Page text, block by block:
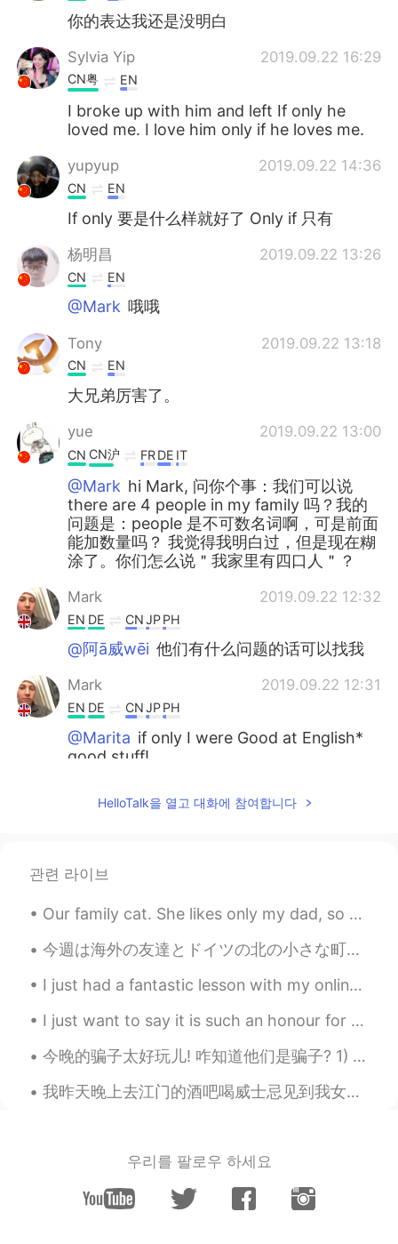
你的表达我还是没明白
Sylvia Yip 2019.09.22 16:29
CN粤 EN
I broke up with him and left If only he
loved me. I love him only if he loves me.
yupyup 2019.09.22 14:36
CN EN
If only 要是什么样就好了 Only if 只有
杨明昌 2019.09.22 13:26
CN EN
@Mark 哦哦
Tony 2019.09.22 13:18
CN EN
大兄弟厉害了。
yue 2019.09.22 13:00
CN CN沪 FRDE IT
@Mark hi Mark, 问你个事：我们可以说
there are 4 people in my family 吗？我的
问题是：people 是不可数名词啊，可是前面
能加数量吗？ 我觉得我明白过，但是现在糊
涂了。你们怎么说＂我家里有四口人＂？
Mark 2019.09.22 12:32
EN DE CNJPPH
@阿ā威wēi 他们有什么问题的话可以找我
Mark 2019.09.22 12:31
EN DE CNJPPH
@Marita if only I were Good at English*
good stuff!
Mark
EN
EN DE CN JPPH
@kevin-yeung if only I were* good!
Mark 2019.09.22 12:30
EN DE CN JP PH
She only interested someone already
HelloTalk을 열고 대화에 참여합니다
관련 라이브
Our family cat. She likes only my dad, so she either gives me dirty looks or screams at me when I...
今週は海外の友達とドイツの北の小さな町を旅行しました。僕はドイツの北で育ったので、故郷に帰る気分でした。水車小屋を訪れました。日本でも水車小屋がありますか?ドイツの田舎の生活はとても平和です。子...
I just had a fantastic lesson with my online students who I’ve been teaching for over 6 months no...
I just want to say it is such an honour for so many people around the world to all be studying wi...
今晚的骗子太好玩儿! 咋知道他们是骗子? 1) 他们的时区和他们说的地方有矛盾 2) 他们跟你太热情打个招呼说他们的"城市"和他们的国家Miami, Florida, 什么的 3) 很快想加你的...
我昨天晚上去江门的酒吧喝威士忌见到我女朋友的好朋友(现在也是我的好朋友!) 我去柜台点威士忌才发现他们的选择很丰富，选择困难症又饶了。我问调酒师他的建议是啥(我喜欢酷一点的)，然后旁边的人是说,...
우리를 팔로우 하세요